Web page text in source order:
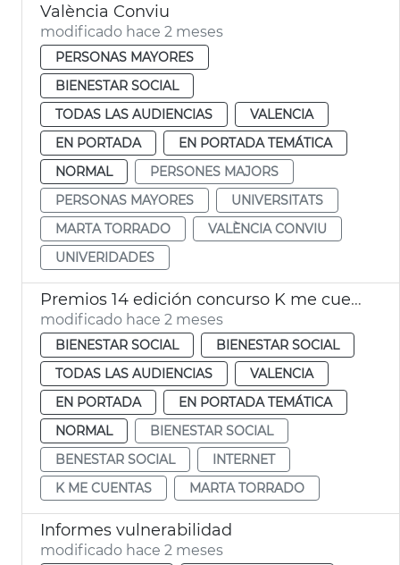
València Conviu
modificado hace 2 meses
PERSONAS MAYORES
BIENESTAR SOCIAL
TODAS LAS AUDIENCIAS
VALENCIA
EN PORTADA
EN PORTADA TEMÁTICA
NORMAL
PERSONES MAJORS
PERSONAS MAYORES
UNIVERSITATS
MARTA TORRADO
VALÈNCIA CONVIU
UNIVERIDADES
Premios 14 edición concurso K me cuentas València
modificado hace 2 meses
BIENESTAR SOCIAL
BIENESTAR SOCIAL
TODAS LAS AUDIENCIAS
VALENCIA
EN PORTADA
EN PORTADA TEMÁTICA
NORMAL
BIENESTAR SOCIAL
BENESTAR SOCIAL
INTERNET
K ME CUENTAS
MARTA TORRADO
Informes vulnerabilidad
modificado hace 2 meses